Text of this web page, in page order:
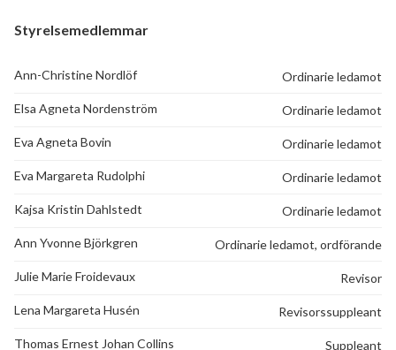
Styrelsemedlemmar
Ann-Christine Nordlöf Ordinarie ledamot
Elsa Agneta Nordenström Ordinarie ledamot
Eva Agneta Bovin Ordinarie ledamot
Eva Margareta Rudolphi Ordinarie ledamot
Kajsa Kristin Dahlstedt Ordinarie ledamot
Ann Yvonne Björkgren Ordinarie ledamot, ordförande
Julie Marie Froidevaux Revisor
Lena Margareta Husén Revisorssuppleant
Thomas Ernest Johan Collins Suppleant